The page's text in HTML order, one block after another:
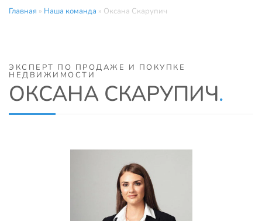
Главная » Наша команда » Оксана Скарупич
ЭКСПЕРТ ПО ПРОДАЖЕ И ПОКУПКЕ
НЕДВИЖИМОСТИ
ОКСАНА СКАРУПИЧ.